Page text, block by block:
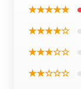
★★★★★
★★★★☆
★★★☆☆
★★☆☆☆